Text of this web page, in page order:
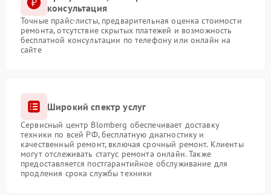
консультация
Точные прайс-листы, предварительная оценка стоимости
ремонта, отсутствие скрытых платежей и возможность
бесплатной консультации по телефону или онлайн на
сайте
Широкий спектр услуг
Сервисный центр Blomberg обеспечивает доставку
техники по всей РФ, бесплатную диагностику и
качественный ремонт, включая срочный ремонт. Клиенты
могут отслеживать статус ремонта онлайн. Также
предоставляется постгарантийное обслуживание для
продления срока службы техники